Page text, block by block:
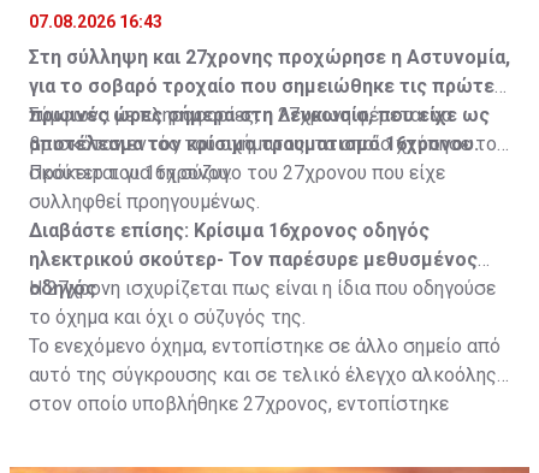
07.08.2026 16:43
Στη σύλληψη και 27χρονης προχώρησε η Αστυνομία,
για το σοβαρό τροχαίο που σημειώθηκε τις πρώτες
πρωινές ώρες σήμερα στη Λευκωσία, που είχε ως
αποτέλεσμα τον κρίσιμο τραυματισμό 16χρονου.
Σύμφωνα με πληροφορίες, η 27χρονη φέρεται να
βρισκόταν εντός του οχήματος, το οποίο χτύπησε το
σκούτερ του 16χρονου.
Πρόκειται για τη σύζυγο του 27χρονου που είχε
συλληφθεί προηγουμένως.
Διαβάστε επίσης: Κρίσιμα 16χρονος οδηγός
ηλεκτρικού σκούτερ- Τον παρέσυρε μεθυσμένος
οδηγός
Η 27χρονη ισχυρίζεται πως είναι η ίδια που οδηγούσε
το όχημα και όχι ο σύζυγός της.
Το ενεχόμενο όχημα, εντοπίστηκε σε άλλο σημείο από
αυτό της σύγκρουσης και σε τελικό έλεγχο αλκοόλης
στον οποίο υποβλήθηκε 27χρονος, εντοπίστηκε
είναι το ανώτατο από τον Νόμο όριο και συνελήφθη